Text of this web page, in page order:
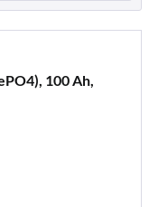
100 Ah,